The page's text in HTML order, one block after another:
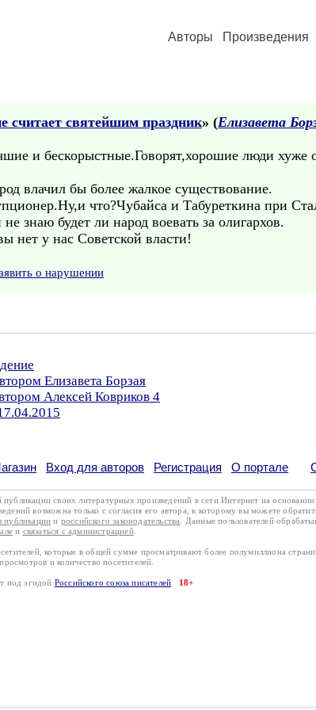
Авторы Произведения
считает святейшим праздник» (Елизавета
и бескорыстные.Говорят,хорошие люди хуже
влачил бы более жалкое существование.
что?Чубайса и Табуреткина при
знаю будет ли народ воевать за олигархов.
нет у нас Советской власти!
о нарушении
Елизавета Борзая
Алексей Ковриков 4
Вход для авторов Регистрация О портале
своих литературных произведений в сети Интернет на
возможна только с согласия его автора, к которому вы можете
публикации и российского законодательства . Данные пользователей
и связаться с администрацией.
которые в общей сумме просматривают более полумиллиона
и количество посетителей.
под эгидой Российского союза писателей 18+